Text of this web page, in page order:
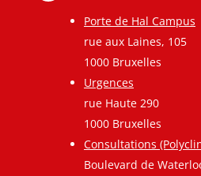
Porte de Hal Campus
rue aux Laines, 105
1000 Bruxelles
Urgences
rue Haute 290
1000 Bruxelles
Consultations
Boulevard de